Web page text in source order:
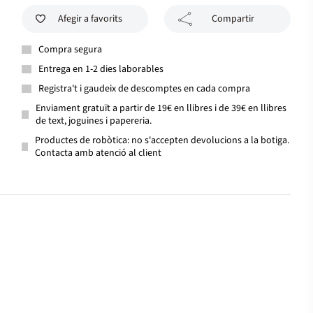
Afegir a favorits Compartir
Compra segura
Entrega en 1-2 dies laborables
Registra't i gaudeix de descomptes en cada compra
Enviament gratuït a partir de 19€ en llibres i de 39€ en llibres
de text, joguines i papereria.
Productes de robòtica: no s'accepten devolucions a la botiga.
Contacta amb atenció al client